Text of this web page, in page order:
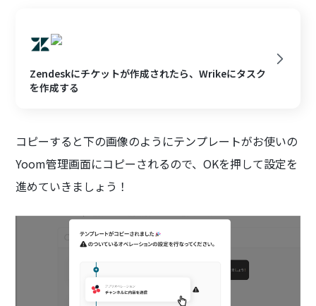
Zendeskにチケットが作成されたら、Wrikeにタスク
を作成する
コピーすると下の画像のようにテンプレートがお使いの
Yoom管理画面にコピーされるので、OKを押して設定を
進めていきましょう！